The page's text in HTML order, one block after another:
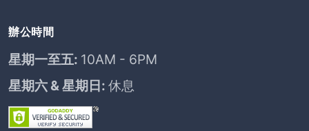
辦公時間
星期一至五: 10AM - 6PM
星期六 & 星期日: 休息